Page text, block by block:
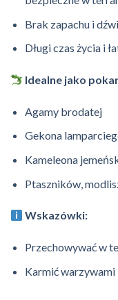
Brak zapachu i
Długi czas życia i
Idealne jako
Agamy brodatej
Gekona
Kameleona
Ptaszników,
Wskazówki:
Przechowywać w
Karmić warzywami